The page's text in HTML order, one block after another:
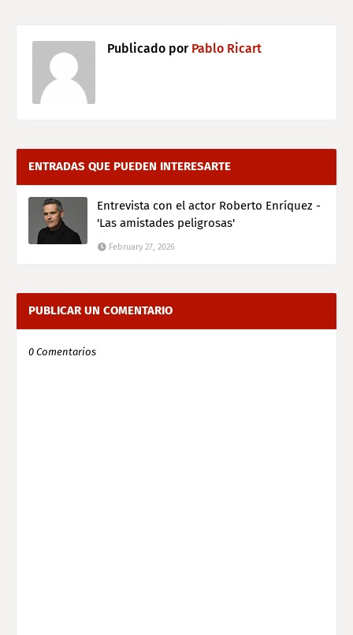
Publicado porPablo Ricart
ENTRADAS QUE PUEDEN INTERESARTE
Entrevista con el actor Roberto Enríquez -
'Las amistades peligrosas'
February 27, 2026
PUBLICAR UN COMENTARIO
0 Comentarios